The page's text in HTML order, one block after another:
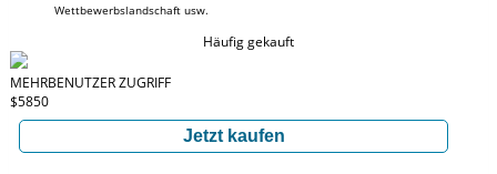
Wettbewerbslandschaft usw.
Häufig gekauft
MEHRBENUTZER ZUGRIFF
$5850
Jetzt kaufen